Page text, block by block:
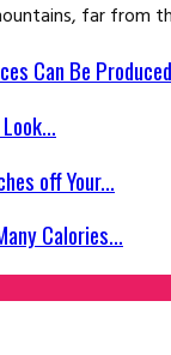
far from
Can Be
off Your...
Calories...